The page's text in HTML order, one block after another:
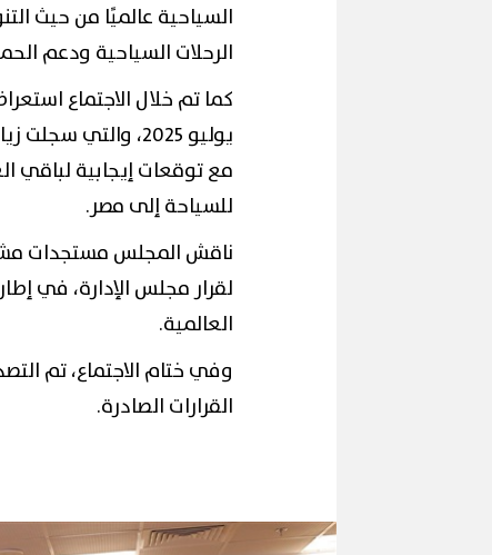
السياحية عالميًا من حيث
الرحلات السياحية ودعم
كما تم خلال الاجتماع
مع توقعات إيجابية لباقي
للسياحة إلى مصر.
ناقش المجلس مستجدات
لقرار مجلس الإدارة، في
العالمية.
وفي ختام الاجتماع، تم
القرارات الصادرة.